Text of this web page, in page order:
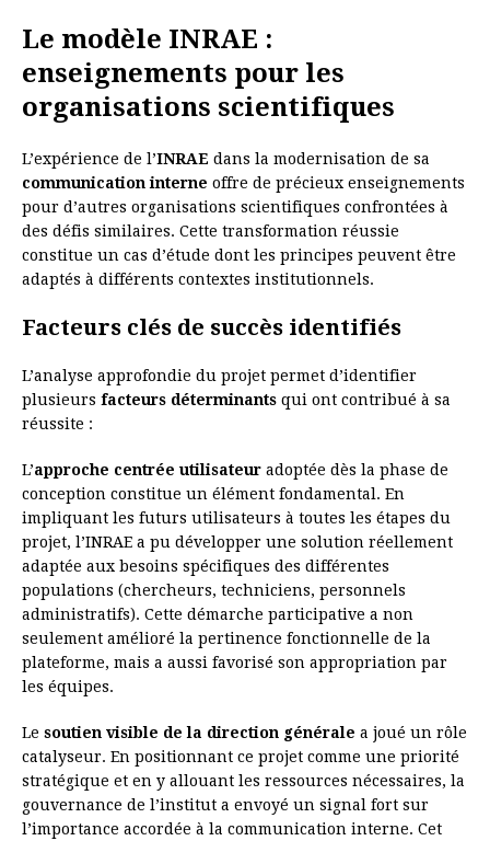
Le modèle INRAE :
enseignements pour les
organisations scientifiques
L’expérience de l’INRAE dans la modernisation de sa
communication interne offre de précieux enseignements
pour d’autres organisations scientifiques confrontées à
des défis similaires. Cette transformation réussie
constitue un cas d’étude dont les principes peuvent être
adaptés à différents contextes institutionnels.
Facteurs clés de succès identifiés
L’analyse approfondie du projet permet d’identifier
plusieurs facteurs déterminants qui ont contribué à sa
réussite :
L’approche centrée utilisateur adoptée dès la phase de
conception constitue un élément fondamental. En
impliquant les futurs utilisateurs à toutes les étapes du
projet, l’INRAE a pu développer une solution réellement
adaptée aux besoins spécifiques des différentes
populations (chercheurs, techniciens, personnels
administratifs). Cette démarche participative a non
seulement amélioré la pertinence fonctionnelle de la
plateforme, mais a aussi favorisé son appropriation par
les équipes.
Le soutien visible de la direction générale a joué un rôle
catalyseur. En positionnant ce projet comme une priorité
stratégique et en y allouant les ressources nécessaires, la
gouvernance de l’institut a envoyé un signal fort sur
l’importance accordée à la communication interne. Cet